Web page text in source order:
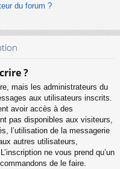
du forum ?
?
mais les administrateurs du
aux utilisateurs inscrits.
avoir accès à des
pas disponibles aux visiteurs,
l’utilisation de la messagerie
autres utilisateurs,
ne vous prend qu’un
de le faire.